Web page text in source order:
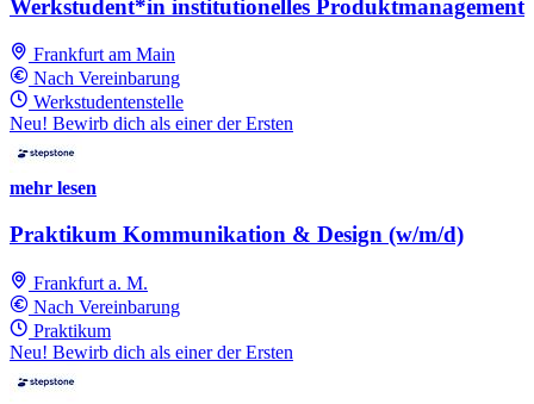
Werkstudent*in institutionelles Produktmanagement
Frankfurt am Main
Nach Vereinbarung
Werkstudentenstelle
Neu! Bewirb dich als einer der Ersten
mehr lesen
Praktikum Kommunikation & Design (w/m/d)
Frankfurt a. M.
Nach Vereinbarung
Praktikum
Neu! Bewirb dich als einer der Ersten